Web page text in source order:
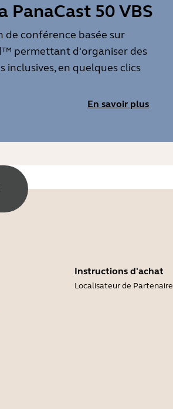
PanaCast 50 VBS
de conférence basée sur
permettant d'organiser des
inclusives, en quelques clics
En savoir plus
Instructions d'achat
Localisateur de Partenaire